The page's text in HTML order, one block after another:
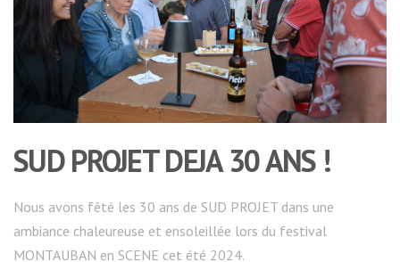
SUD PROJET DEJA 30 ANS !
Nous avons fêté les 30 ans de SUD PROJET dans une
ambiance chaleureuse et ensoleillée lors du festival
MONTAUBAN en SCENE cet été 2024.